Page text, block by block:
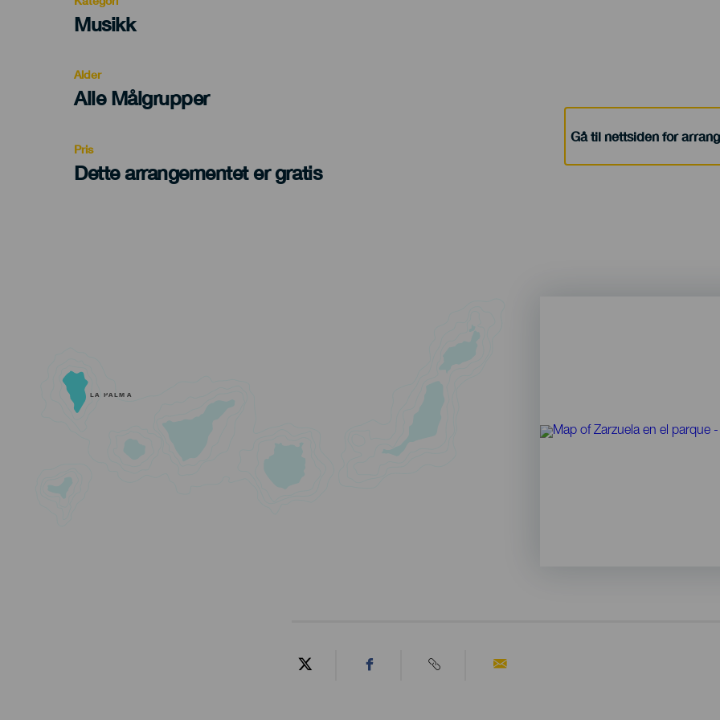
Categoría
Musikk
Alder
Edad
Recomendada
Alle Målgrupper
Pris
Dette arrangementet er gratis
Gå til nettsiden for
LA PALMA